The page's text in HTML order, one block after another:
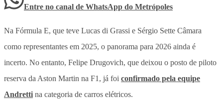
Entre no canal de WhatsApp do Metrópoles
Na Fórmula E, que teve Lucas di Grassi e Sérgio Sette Câmara
como representantes em 2025, o panorama para 2026 ainda é
incerto. No entanto, Felipe Drugovich, que deixou o posto de piloto
reserva da Aston Martin na F1, já foi confirmado pela equipe
Andretti na categoria de carros elétricos.